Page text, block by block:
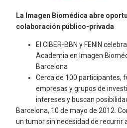
La Imagen Biomédica abre
colaboración público-privada
El CIBER-BBN y FENIN
Academia en Imagen
Barcelona
Cerca de 100 participantes,
empresas y grupos de
intereses y buscan
Barcelona, 10 de mayo de 2012.
un tumor sin necesidad de recurrir